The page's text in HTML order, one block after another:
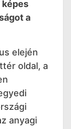
képes
a
elején
oldal, a
anyagi